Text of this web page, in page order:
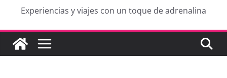
Experiencias y viajes con un toque de adrenalina